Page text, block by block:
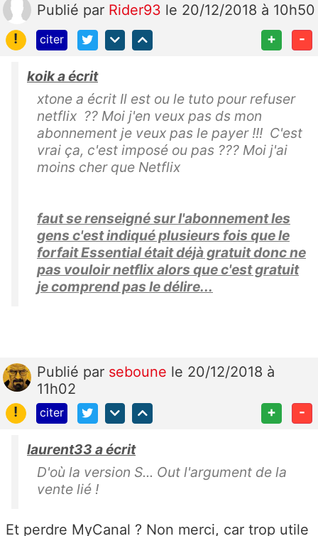
Publié par Rider93 le 20/12/2018 à 10h50
!
citer + -
koik a écrit
xtone a écrit Il est ou le tuto pour refuser
netflix ?? Moi j'en veux pas ds mon
abonnement je veux pas le payer !!! C'est
vrai ça, c'est imposé ou pas ??? Moi j'ai
moins cher que Netflix
faut se renseigné sur l'abonnement les
gens c'est indiqué plusieurs fois que le
forfait Essential était déjà gratuit donc ne
pas vouloir netflix alors que c'est gratuit
je comprend pas le délire...
Publié par seboune le 20/12/2018 à
11h02
!
citer + -
laurent33 a écrit
D'où la version S... Out l'argument de la
vente lié !
Et perdre MyCanal ? Non merci, car trop utile